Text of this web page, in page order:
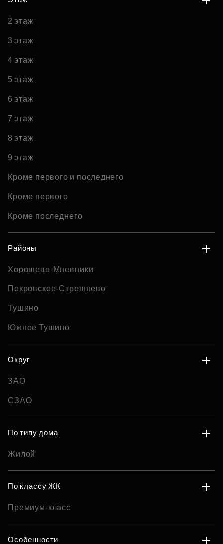
2 этаж
3 этаж
4 этаж
5 этаж
6 этаж
7 этаж
8 этаж
9 этаж
Кроме первого и последнего
Кроме первого
Кроме последнего
Районы
Хорошево-Мневники
Покровское-Стрешнево
Тушино
Южное Тушино
Округ
ЗАО
СЗАО
По типу дома
Жилой
По классу ЖК
Премиум-класс
Особенности